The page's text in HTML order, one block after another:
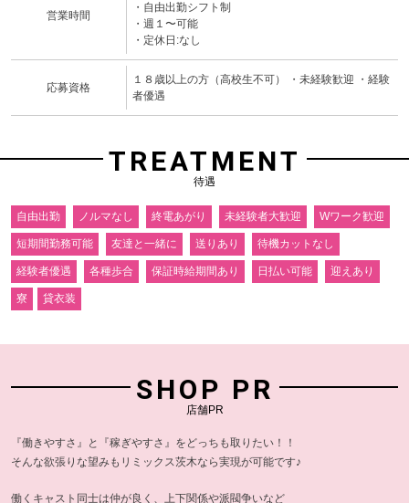
営業時間
・自由出勤シフト制
・週１〜可能
・定休日:なし
応募資格
１８歳以上の方（高校生不可） ・未経験歓迎 ・経験
者優遇
TREATMENT
待遇
自由出勤 ノルマなし 終電あがり 未経験者大歓迎 Wワーク歓迎
短期間勤務可能 友達と一緒に 送りあり 待機カットなし
経験者優遇 各種歩合 保証時給期間あり 日払い可能 迎えあり
寮 貸衣装
SHOP PR
店舗PR
『働きやすさ』と『稼ぎやすさ』をどっちも取りたい！！
そんな欲張りな望みもリミックス茨木なら実現が可能です♪
働くキャスト同士は仲が良く、上下関係や派閥争いなど